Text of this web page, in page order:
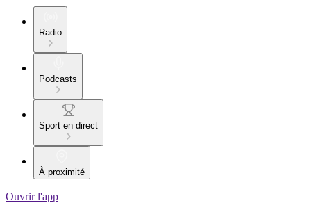
Radio
Podcasts
Sport en direct
À proximité
Ouvrir l'app